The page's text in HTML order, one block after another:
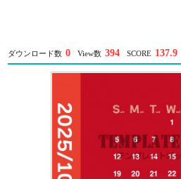
ダウンロード数 0 View数 394 SCORE 137.9